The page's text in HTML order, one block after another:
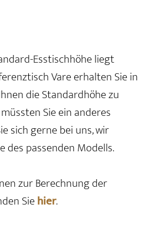
Esstischhöhe liegt
Vare erhalten Sie in
die Standardhöhe zu
Sie ein anderes
sich gerne bei uns, wir
des passenden Modells.
zur Berechnung der
Siehier.